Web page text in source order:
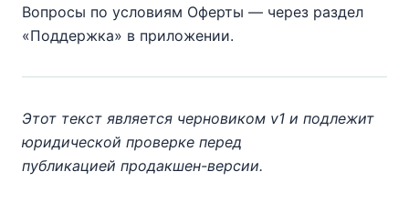
Вопросы по условиям Оферты — через раздел
«Поддержка» в приложении.
Этот текст является черновиком v1 и подлежит
юридической проверке перед
публикацией продакшен-версии.